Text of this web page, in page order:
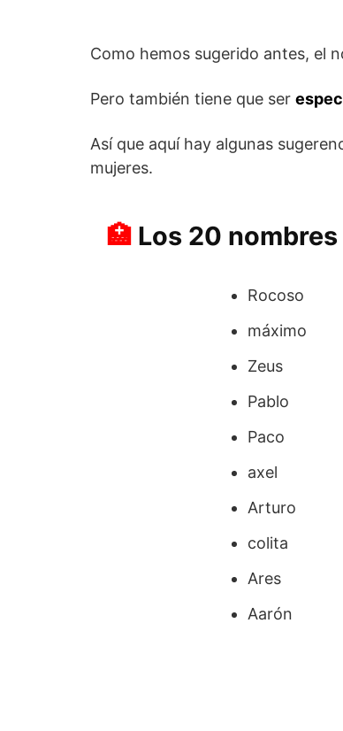
Como hemos sugerido antes, el
Pero también tiene que ser
Así que aquí hay algunas
mujeres.
Los 20
Rocoso
máximo
Zeus
Pablo
Paco
axel
Arturo
colita
Ares
Aarón